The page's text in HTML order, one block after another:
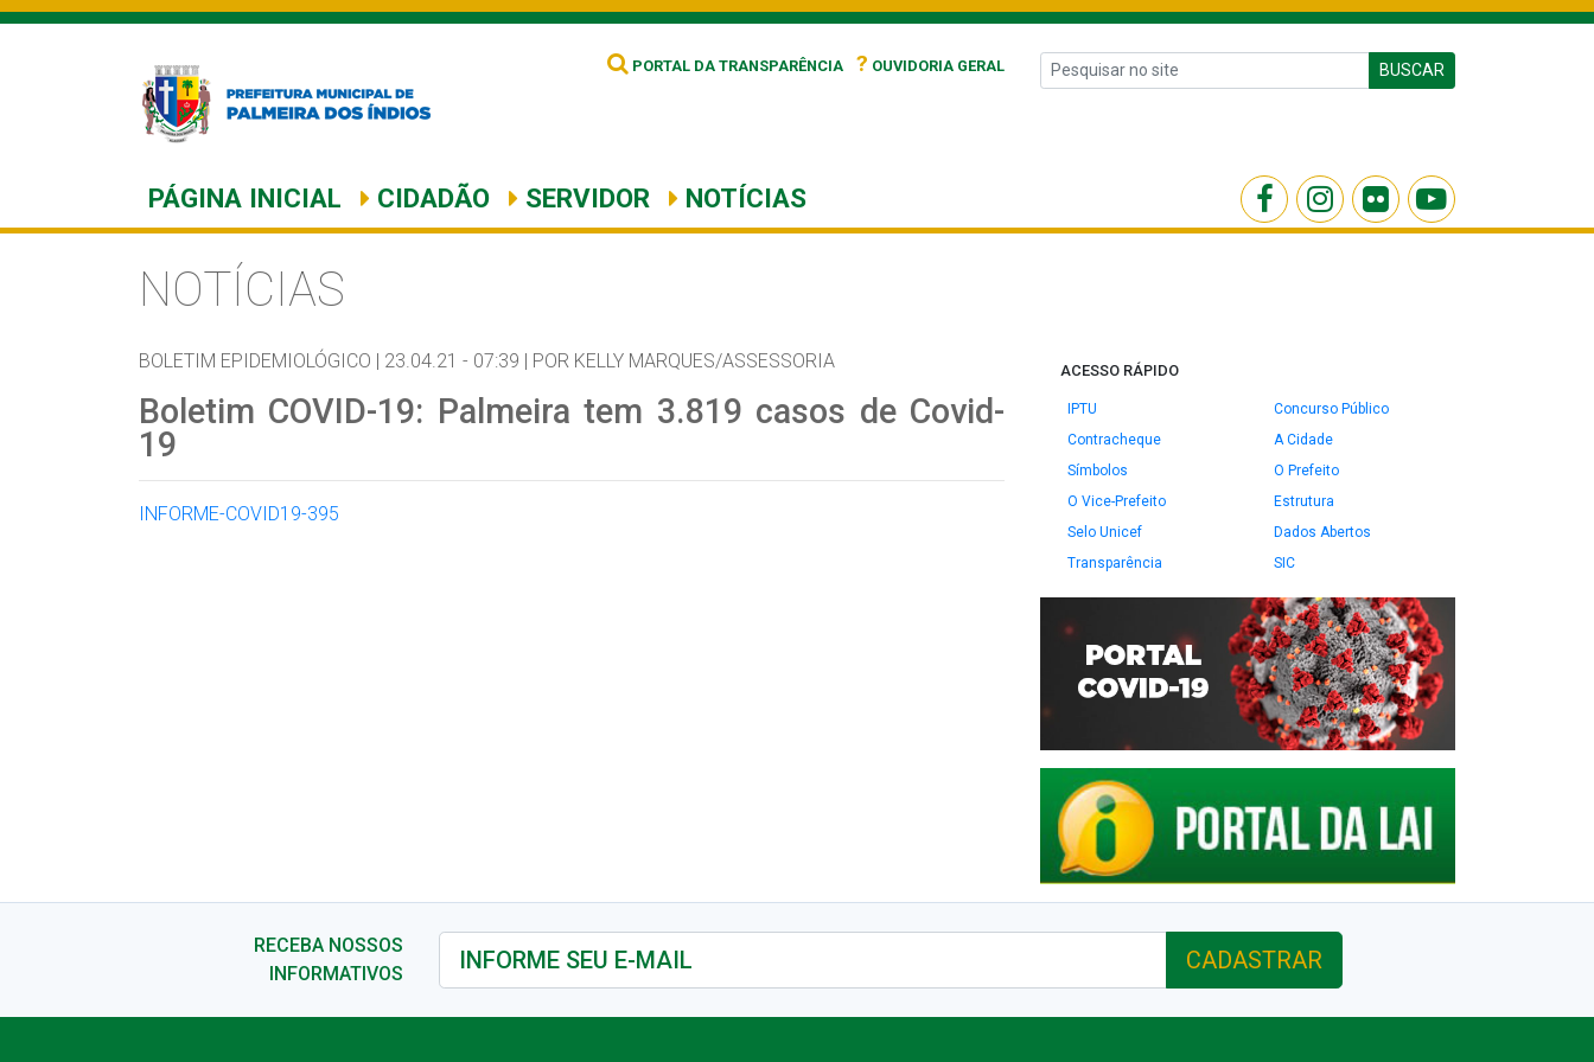
PORTAL DA TRANSPARÊNCIA ? OUVIDORIA GERAL BUSCAR
PÁGINA INICIAL CIDADÃO SERVIDOR NOTÍCIAS
NOTÍCIAS
BOLETIM EPIDEMIOLÓGICO | 23.04.21 - 07:39 | POR KELLY MARQUES/ASSESSORIA
Boletim COVID-19: Palmeira tem 3.819 casos de Covid-
19
INFORME-COVID19-395
ACESSO RÁPIDO
IPTU
Concurso Público
Contracheque
A Cidade
Símbolos
O Prefeito
O Vice-Prefeito
Estrutura
Selo Unicef
Dados Abertos
Transparência
SIC
RECEBA NOSSOS
INFORMATIVOS
CADASTRAR